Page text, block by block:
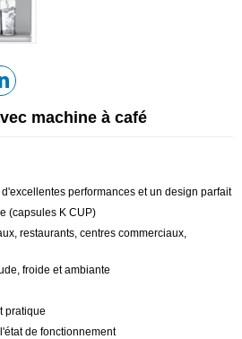
machine à café
performances et un design parfait
(capsules K CUP)
restaurants, centres commerciaux,
froide et ambiante
pratique
de fonctionnement